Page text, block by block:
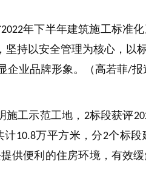
2022年下半年建筑施工标准
持以安全管理为核心，以
企业品牌形象。（高若菲/报
施工示范工地， 2标段获评
计10.8万平方米，分2个标段
供便利的住房环境，有效